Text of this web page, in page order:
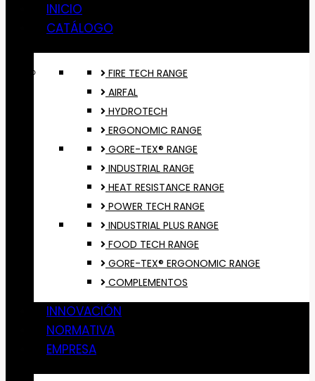
INICIO
CATÁLOGO
FIRE TECH RANGE
AIRFAL
HYDROTECH
ERGONOMIC RANGE
GORE-TEX® RANGE
INDUSTRIAL RANGE
HEAT RESISTANCE RANGE
POWER TECH RANGE
INDUSTRIAL PLUS RANGE
FOOD TECH RANGE
GORE-TEX® ERGONOMIC RANGE
COMPLEMENTOS
INNOVACIÓN
NORMATIVA
EMPRESA